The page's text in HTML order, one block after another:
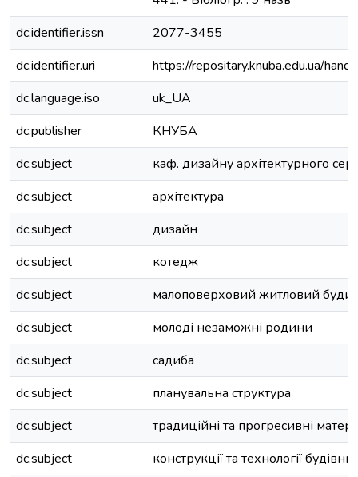
dc.identifier.issn
2077-3455
dc.identifier.uri
https://repositary.knuba.edu.ua/
dc.language.iso
uk_UA
dc.publisher
КНУБА
dc.subject
каф. дизайну архітектурного
dc.subject
архітектура
dc.subject
дизайн
dc.subject
котедж
dc.subject
малоповерховий житловий
dc.subject
молоді незаможні родини
dc.subject
садиба
dc.subject
планувальна структура
dc.subject
традиційні та прогресивні
dc.subject
конструкції та технології